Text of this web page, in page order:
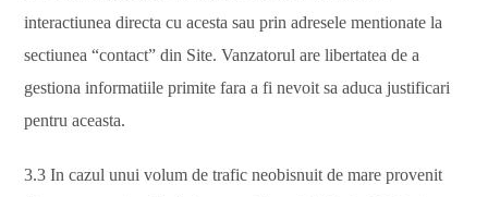
interactiunea directa cu acesta sau prin adresele mentionate la
sectiunea “contact” din Site. Vanzatorul are libertatea de a
gestiona informatiile primite fara a fi nevoit sa aduca justificari
pentru aceasta.
3.3 In cazul unui volum de trafic neobisnuit de mare provenit